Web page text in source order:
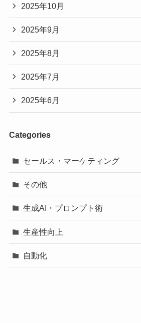
2025年10月
2025年9月
2025年8月
2025年7月
2025年6月
Categories
セールス・マーケティング
その他
生成AI・プロンプト術
生産性向上
自動化